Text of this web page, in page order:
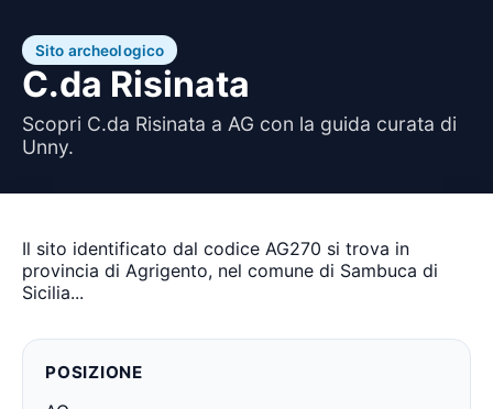
Sito archeologico
C.da Risinata
Scopri C.da Risinata a AG con la guida curata di
Unny.
Il sito identificato dal codice AG270 si trova in
provincia di Agrigento, nel comune di Sambuca di
Sicilia...
POSIZIONE